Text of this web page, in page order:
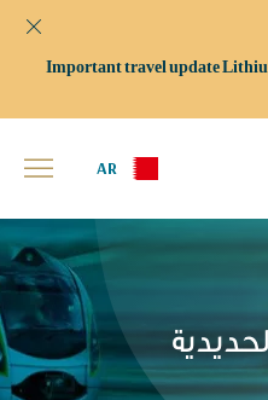
Important travel update
AR